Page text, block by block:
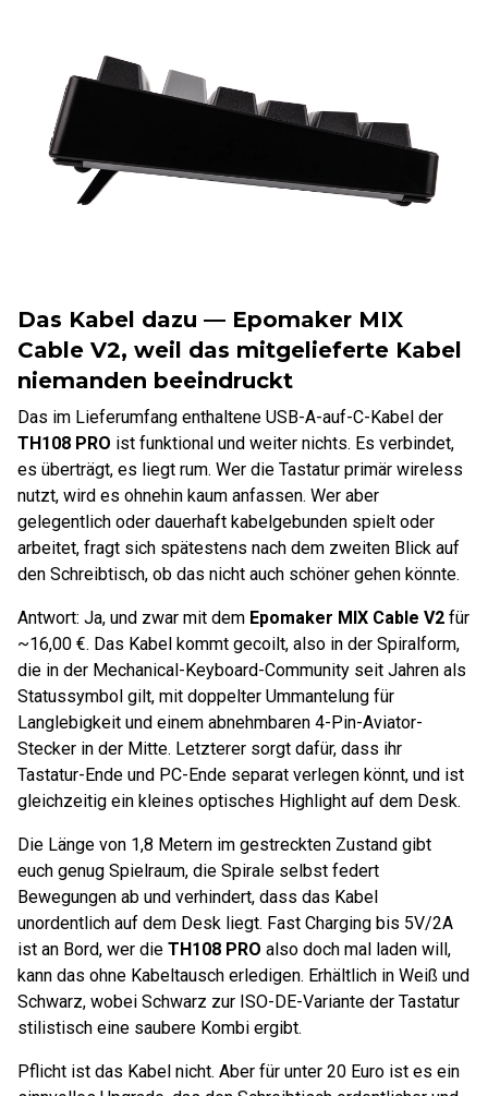
Das Kabel dazu — Epomaker MIX
Cable V2, weil das mitgelieferte Kabel
niemanden beeindruckt
Das im Lieferumfang enthaltene USB-A-auf-C-Kabel der
TH108 PRO ist funktional und weiter nichts. Es verbindet,
es überträgt, es liegt rum. Wer die Tastatur primär wireless
nutzt, wird es ohnehin kaum anfassen. Wer aber
gelegentlich oder dauerhaft kabelgebunden spielt oder
arbeitet, fragt sich spätestens nach dem zweiten Blick auf
den Schreibtisch, ob das nicht auch schöner gehen könnte.
Antwort: Ja, und zwar mit dem Epomaker MIX Cable V2 für
~16,00 €. Das Kabel kommt gecoilt, also in der Spiralform,
die in der Mechanical-Keyboard-Community seit Jahren als
Statussymbol gilt, mit doppelter Ummantelung für
Langlebigkeit und einem abnehmbaren 4-Pin-Aviator-
Stecker in der Mitte. Letzterer sorgt dafür, dass ihr
Tastatur-Ende und PC-Ende separat verlegen könnt, und ist
gleichzeitig ein kleines optisches Highlight auf dem Desk.
Die Länge von 1,8 Metern im gestreckten Zustand gibt
euch genug Spielraum, die Spirale selbst federt
Bewegungen ab und verhindert, dass das Kabel
unordentlich auf dem Desk liegt. Fast Charging bis 5V/2A
ist an Bord, wer die TH108 PRO also doch mal laden will,
kann das ohne Kabeltausch erledigen. Erhältlich in Weiß und
Schwarz, wobei Schwarz zur ISO-DE-Variante der Tastatur
stilistisch eine saubere Kombi ergibt.
Pflicht ist das Kabel nicht. Aber für unter 20 Euro ist es ein